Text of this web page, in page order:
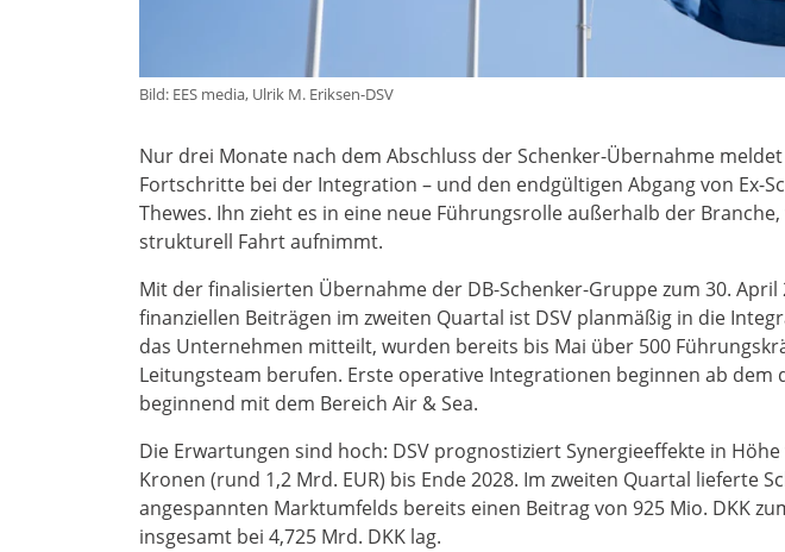
Bild: EES media, Ulrik M. Eriksen-DSV
Nur drei Monate nach dem Abschluss der Schenker-Übernahme
Fortschritte bei der Integration – und den endgültigen Abgang von Ex-
Thewes. Ihn zieht es in eine neue Führungsrolle außerhalb der
strukturell Fahrt aufnimmt.
Mit der finalisierten Übernahme der DB-Schenker-Gruppe zum 30. April
finanziellen Beiträgen im zweiten Quartal ist DSV planmäßig in die
das Unternehmen mitteilt, wurden bereits bis Mai über 500
Leitungsteam berufen. Erste operative Integrationen beginnen ab dem
beginnend mit dem Bereich Air & Sea.
Die Erwartungen sind hoch: DSV prognostiziert Synergieeffekte in
Kronen (rund 1,2 Mrd. EUR) bis Ende 2028. Im zweiten Quartal lieferte
angespannten Marktumfelds bereits einen Beitrag von 925 Mio. DKK
insgesamt bei 4,725 Mrd. DKK lag.